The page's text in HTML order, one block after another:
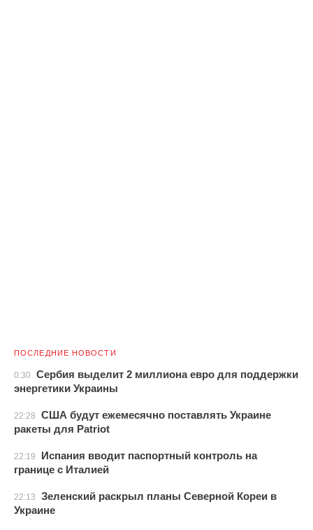
ПОСЛЕДНИЕ НОВОСТИ
0:30
Сербия выделит 2 миллиона евро для поддержки
энергетики Украины
22:28
США будут ежемесячно поставлять Украине
ракеты для Patriot
22:19
Испания вводит паспортный контроль на
границе с Италией
22:13
Зеленский раскрыл планы Северной Кореи в
Украине